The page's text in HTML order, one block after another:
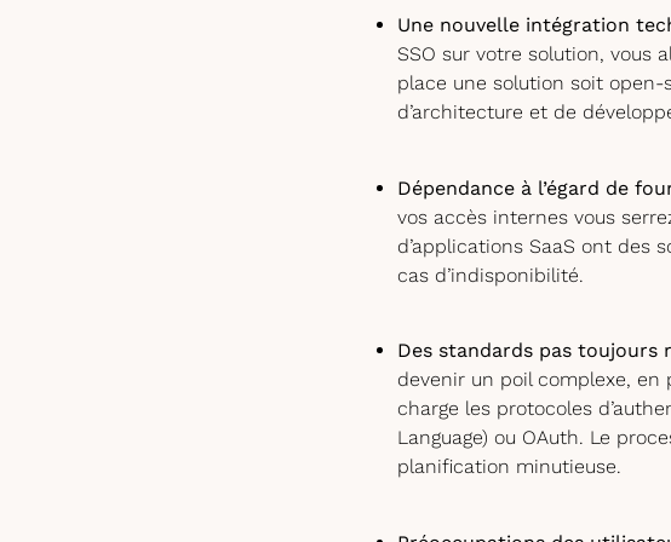
Une nouvelle intégration
SSO sur votre solution, vous
place une solution soit open-
d’architecture et de
Dépendance à l’égard de
vos accès internes vous
d’applications SaaS ont des
cas d’indisponibilité.
Des standards pas toujours
devenir un poil complexe,
charge les protocoles
Language) ou OAuth. Le
planification minutieuse.